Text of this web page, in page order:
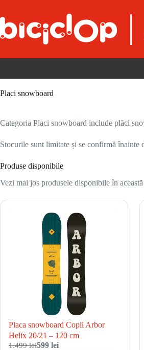
Placi snowboard
Categoria Placi snowboard include plăci
Stocurile sunt limitate și se confirmă înainte
Produse disponibile
Vezi mai jos produsele disponibile în
Placa snowboard Copii Arbor
Helix 20/21 – 120 cm
1.499 lei599 lei